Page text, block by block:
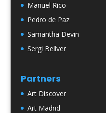
Manuel Rico
Pedro de Paz
Samantha Devin
Sergi Bellver
Partners
Art Discover
Art Madrid